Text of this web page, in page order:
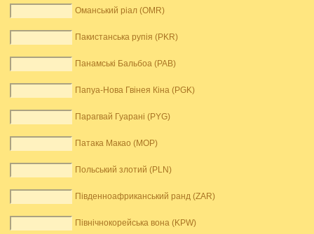
Оманський ріал (OMR)
Пакистанська рупія (PKR)
Панамські Бальбоа (PAB)
Папуа-Нова Гвінея Кіна (PGK)
Парагвай Гуарані (PYG)
Патака Макао (MOP)
Польський злотий (PLN)
Південноафриканський ранд (ZAR)
Північнокорейська вона (KPW)